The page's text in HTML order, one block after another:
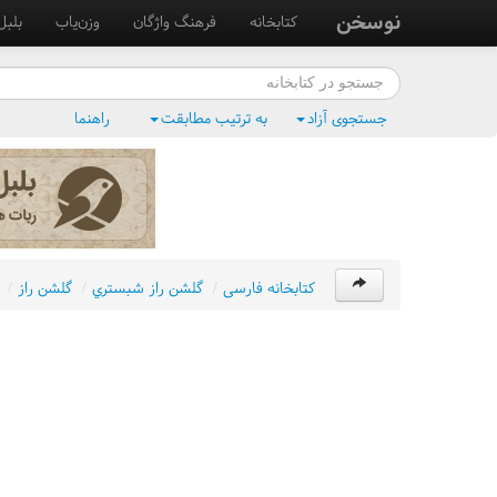
نوسخن کتابخانه فرهنگ واژگان وزن‌یاب
جستجوی آزاد به ترتیب مطابقت راهنما
کتابخانه فارسی / گلشن راز شبستري / گلشن راز /